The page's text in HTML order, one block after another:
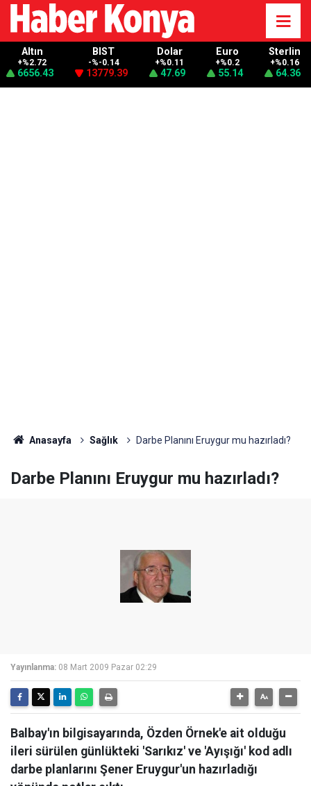
Altın
+%2.72
6656.43
BIST
-%-0.14
13779.39
Dolar
+%0.11
47.69
Euro
+%0.2
55.14
Sterlin
+%0.16
64.36
Anasayfa Sağlık Darbe Planını Eruygur mu hazırladı?
Darbe Planını Eruygur mu hazırladı?
Yayınlanma: 08 Mart 2009 Pazar 02:29
Balbay'ın bilgisayarında, Özden Örnek'e ait olduğu
ileri sürülen günlükteki 'Sarıkız' ve 'Ayışığı' kod adlı
darbe planlarını Şener Eruygur'un hazırladığı